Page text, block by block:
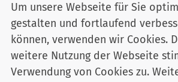
Um unsere Webseite für Sie
gestalten und fortlaufend
können, verwenden wir Cookies.
weitere Nutzung der Webseite
Verwendung von Cookies zu.
n
e
n
Youtube Facebook Instagram
Mitglied werden